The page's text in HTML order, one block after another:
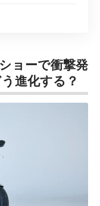
ョーで衝撃発
進化する？